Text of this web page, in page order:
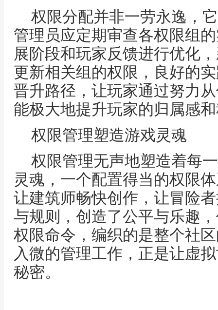
权限分配并非一劳永逸，
管理员应定期审查各权限组
展阶段和玩家反馈进行优化
更新相关组的权限，良好的
晋升路径，让玩家通过努力
能极大地提升玩家的归属感
权限管理塑造游戏灵魂
权限管理无声地塑造着每
灵魂，一个配置得当的权限
让建筑师畅快创作，让冒险
与规则，创造了公平与乐趣
权限命令，编织的是整个社
入微的管理工作，正是让虚
秘密。